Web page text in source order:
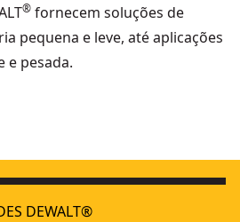
® fornecem soluções de
pequena e leve, até aplicações
e pesada.
DEWALT®